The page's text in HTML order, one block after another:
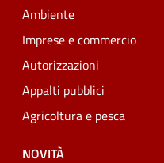
Ambiente
Imprese e commercio
Autorizzazioni
Appalti pubblici
Agricoltura e pesca
NOVITÀ